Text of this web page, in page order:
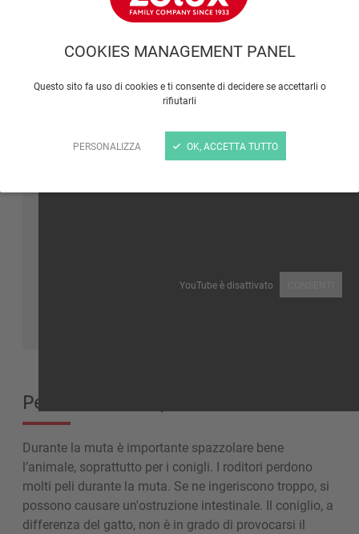
COOKIES MANAGEMENT PANEL
Questo sito fa uso di cookies e ti consente di decidere se accettarli o
rifiutarli
PERSONALIZZA OK, ACCETTA TUTTO
YouTube è disattivato
Per rimuovere i peli morti
Durante la muta è importante spazzolare bene
l’animale, soprattutto per i conigli. I roditori perdono
molti peli durante la muta. Se ne ingeriscono troppo, si
possono causare un'ostruzione intestinale. Il coniglio, a
differenza del gatto, non è in grado di provocarsi il